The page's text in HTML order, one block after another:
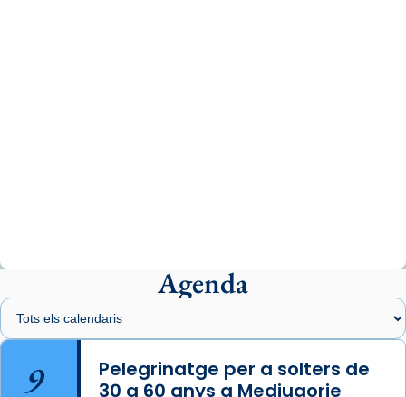
presidit aquest 27 de juliol la missa de Les
Santes de Mataró.
🔗
📸 J. Merino
Photo
Agenda
9
Pelegrinatge per a solters de
30 a 60 anys a Medjugorje